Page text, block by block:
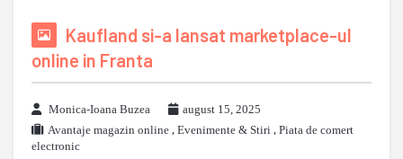
Kaufland si-a lansat marketplace-ul
online in Franta
Monica-Ioana Buzea
august 15, 2025
Avantaje magazin online , Evenimente & Stiri , Piata de comert
electronic